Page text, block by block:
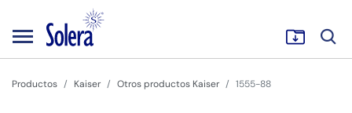
Productos Kaiser Otros productos Kaiser 1555-88